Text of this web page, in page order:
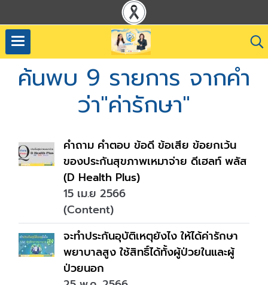
ค้นพบ 9 รายการ จากคำ
ว่า"ค่ารักษา"
คำถาม คำตอบ ข้อดี ข้อเสีย ข้อยกเว้น
ของประกันสุขภาพเหมาจ่าย ดีเฮลท์ พลัส
(D Health Plus)
15 เม.ย 2566
(Content)
จะทำประกันอุบัติเหตุยังไง ให้ได้ค่ารักษา
พยาบาลสูง ใช้สิทธิ์ได้ทั้งผู้ป่วยในและผู้
ป่วยนอก